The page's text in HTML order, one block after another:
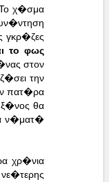
χ�σμα
γκρ�ζες
το φως
στον
την
πατ�ρα
θα
ν�ματ�
χρ�νια